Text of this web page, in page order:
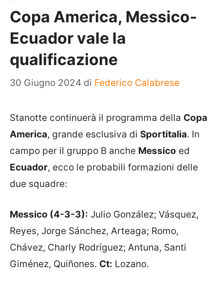
Copa America, Messico-
Ecuador vale la
qualificazione
30 Giugno 2024 di Federico Calabrese
Stanotte continuerà il programma della Copa
America, grande esclusiva di Sportitalia. In
campo per il gruppo B anche Messico ed
Ecuador, ecco le probabili formazioni delle
due squadre:
Messico (4-3-3): Julio González; Vásquez,
Reyes, Jorge Sánchez, Arteaga; Romo,
Chávez, Charly Rodríguez; Antuna, Santi
Giménez, Quiñones. Ct: Lozano.